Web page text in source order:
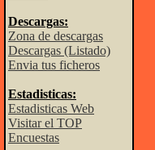
Descargas:
Zona de descargas
Descargas (Listado)
Envia tus ficheros
Estadisticas:
Estadisticas Web
Visitar el TOP
Encuestas